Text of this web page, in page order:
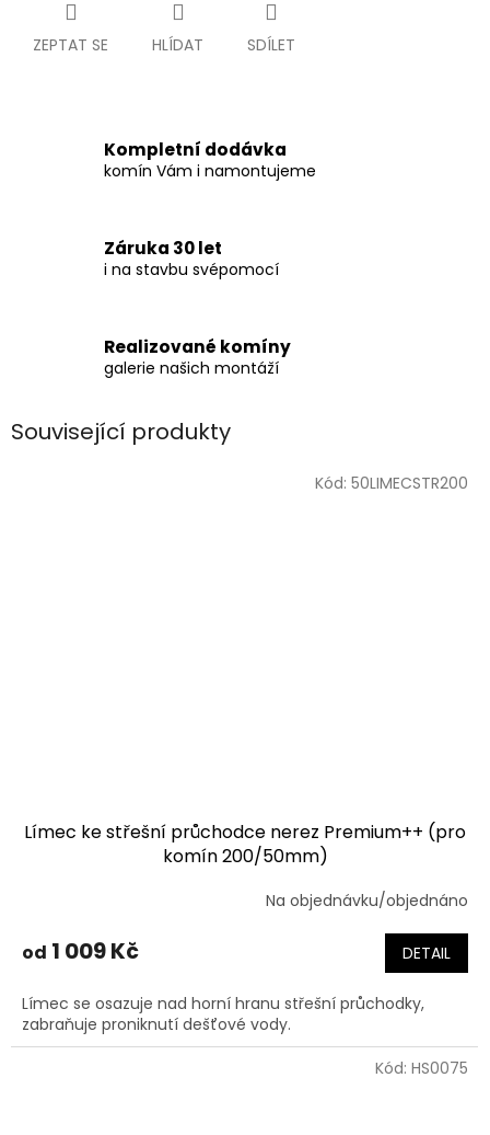
ZEPTAT SE HLÍDAT SDÍLET
Kompletní dodávka
komín Vám i namontujeme
Záruka 30 let
i na stavbu svépomocí
Realizované komíny
galerie našich montáží
Související produkty
Límec ke střešní průchodce nerez Premium++ (pro
komín 200/50mm)
Na objednávku/objednáno
od 1 009 Kč DETAIL
Límec se osazuje nad horní hranu střešní průchodky,
zabraňuje proniknutí dešťové vody.
Kód: 50LIMECSTR200
Kód: HS0075